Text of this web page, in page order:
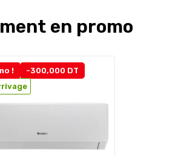
en promo
!
-300,000 DT